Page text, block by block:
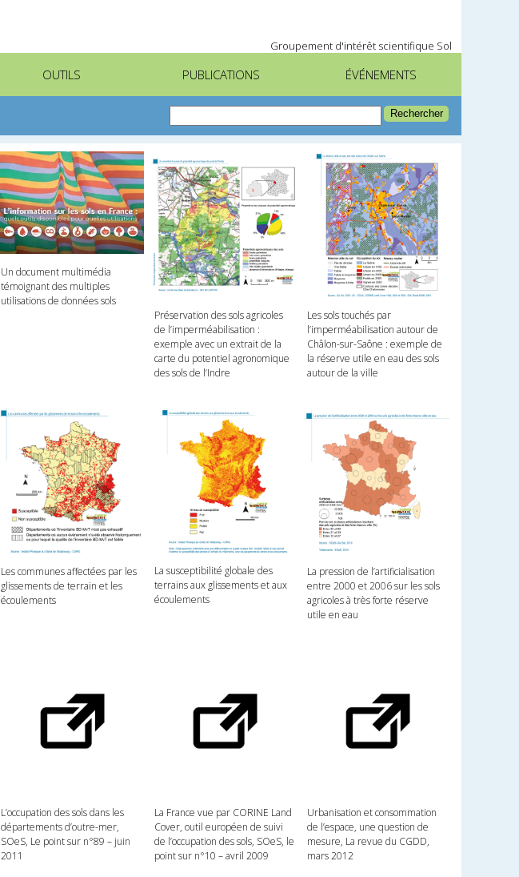
Groupement d'intérêt scientifique Sol
OUTILS PUBLICATIONS ÉVÉNEMENTS
Un document multimédia
témoignant des multiples
utilisations de données sols
Préservation des sols agricoles
de l’imperméabilisation :
exemple avec un extrait de la
carte du potentiel agronomique
des sols de l’Indre
Les sols touchés par
l’imperméabilisation autour de
Châlon-sur-Saône : exemple de
la réserve utile en eau des sols
autour de la ville
Les communes affectées par les
glissements de terrain et les
écoulements
La susceptibilité globale des
terrains aux glissements et aux
écoulements
La pression de l’artificialisation
entre 2000 et 2006 sur les sols
agricoles à très forte réserve
utile en eau
L’occupation des sols dans les
départements d’outre-mer,
SOeS, Le point sur n°89 – juin
2011
La France vue par CORINE Land
Cover, outil européen de suivi
de l’occupation des sols, SOeS, le
point sur n°10 – avril 2009
Urbanisation et consommation
de l’espace, une question de
mesure, La revue du CGDD,
mars 2012